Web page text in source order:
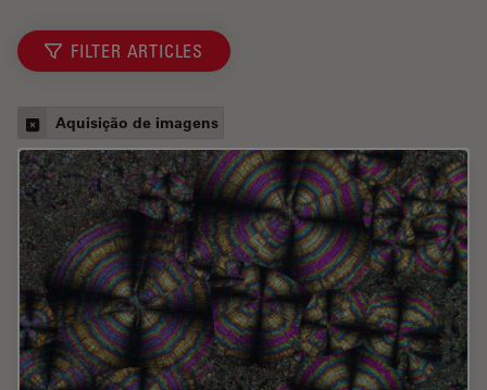
FILTER ARTICLES
Aquisição de imagens